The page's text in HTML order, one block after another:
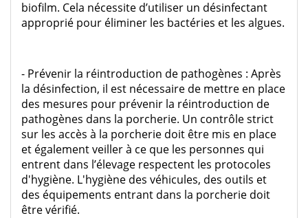
biofilm. Cela nécessite d’utiliser un désinfectant
approprié pour éliminer les bactéries et les algues.
- Prévenir la réintroduction de pathogènes : Après
la désinfection, il est nécessaire de mettre en place
des mesures pour prévenir la réintroduction de
pathogènes dans la porcherie. Un contrôle strict
sur les accès à la porcherie doit être mis en place
et également veiller à ce que les personnes qui
entrent dans l’élevage respectent les protocoles
d'hygiène. L'hygiène des véhicules, des outils et
des équipements entrant dans la porcherie doit
être vérifié.